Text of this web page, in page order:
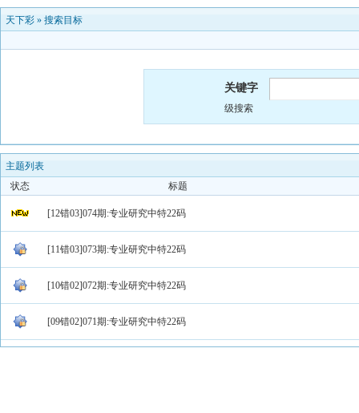
天下彩 » 搜索目标
关键字
级搜索
主题列表
状态
标题
[12错03]074期:专业研究中特22码
[11错03]073期:专业研究中特22码
[10错02]072期:专业研究中特22码
[09错02]071期:专业研究中特22码